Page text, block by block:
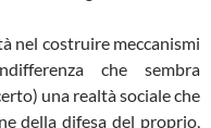
nel costruire meccanismi
che sembra
una realtà sociale che
della difesa del proprio,